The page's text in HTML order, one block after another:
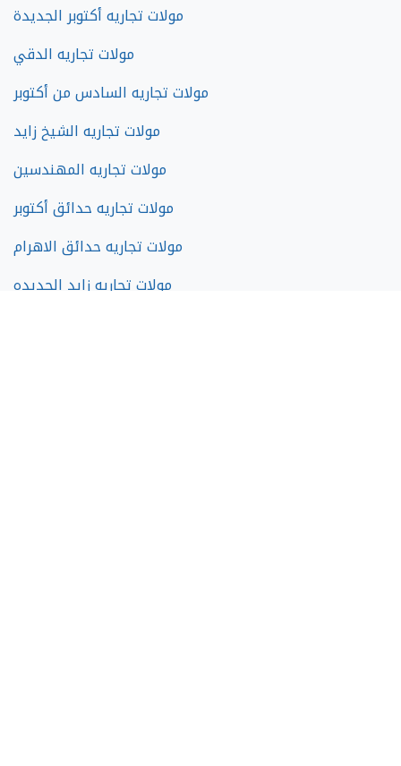
مولات تجاريه أكتوبر الجديدة
مولات تجاريه الدقي
مولات تجاريه السادس من أكتوبر
مولات تجاريه الشيخ زايد
مولات تجاريه المهندسين
مولات تجاريه حدائق أكتوبر
مولات تجاريه حدائق الاهرام
مولات تجاريه زايد الجديده